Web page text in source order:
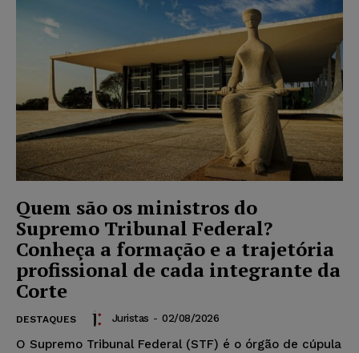
Quem são os ministros do
Supremo Tribunal Federal?
Conheça a formação e a trajetória
profissional de cada integrante da
Corte
DESTAQUES Juristas - 02/08/2026
O Supremo Tribunal Federal (STF) é o órgão de cúpula